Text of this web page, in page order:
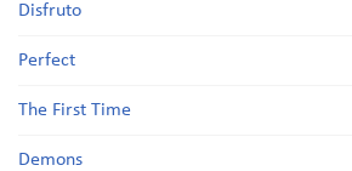
Disfruto
Perfect
The First Time
Demons